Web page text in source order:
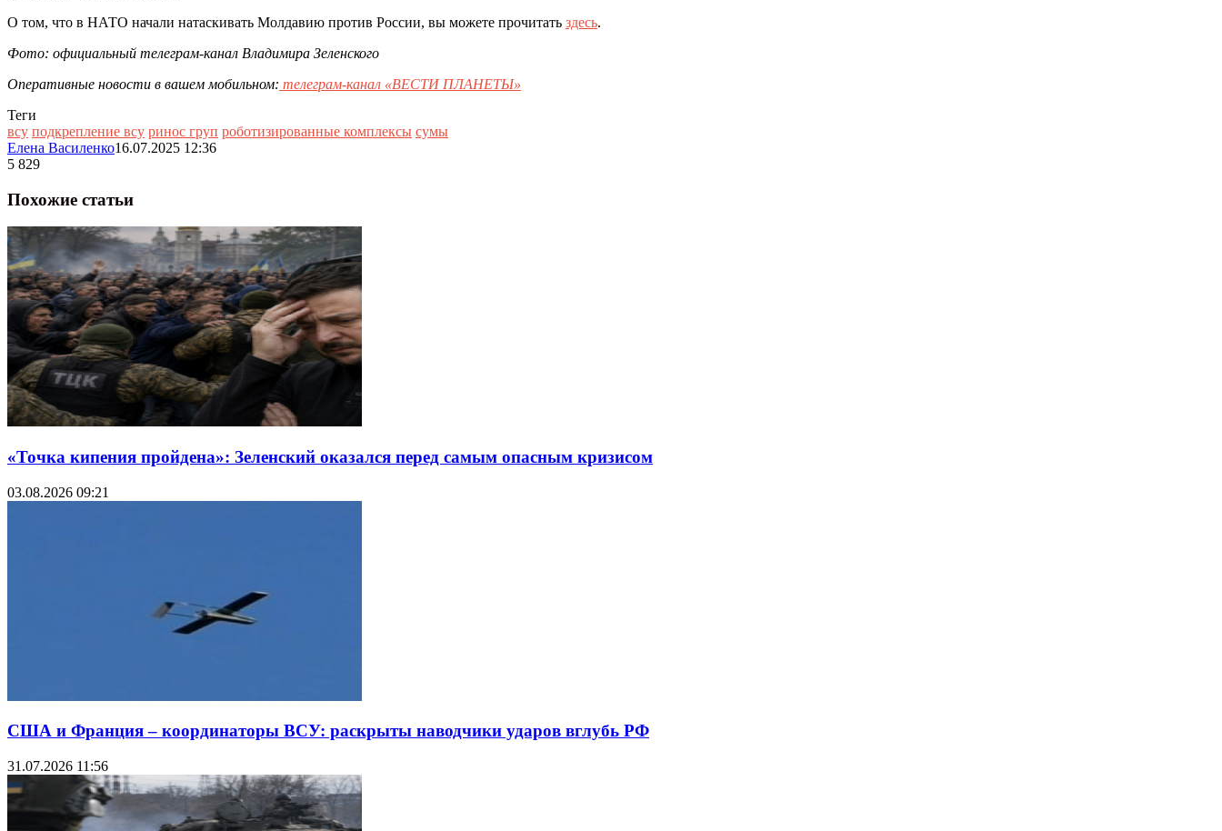
О том, что в НАТО начали натаскивать Молдавию против России, вы можете прочитать здесь.
Фото: официальный телеграм-канал Владимира Зеленского
Оперативные новости в вашем мобильном: телеграм-канал «ВЕСТИ ПЛАНЕТЫ»
Теги
всу подкрепление всу ринос груп роботизированные комплексы сумы
Елена Василенко16.07.2025 12:36
5 829
Похожие статьи
«Точка кипения пройдена»: Зеленский оказался перед самым опасным кризисом
03.08.2026 09:21
США и Франция – координаторы ВСУ: раскрыты наводчики ударов вглубь РФ
31.07.2026 11:56